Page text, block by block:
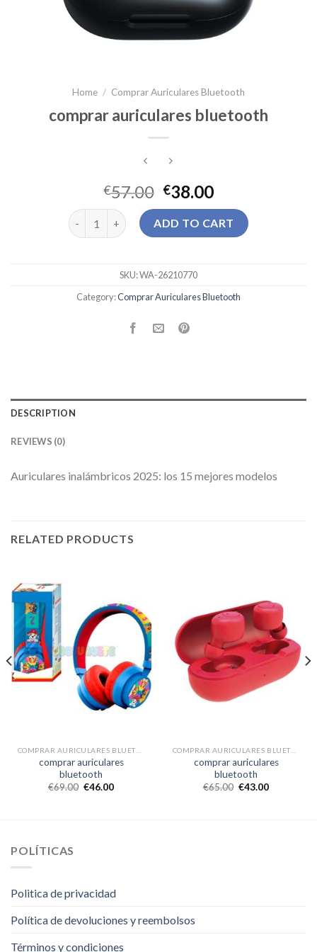
Home / Comprar Auriculares Bluetooth
comprar auriculares bluetooth
€57.00 €38.00
comprar auriculares bluetooth quantity
ADD TO CART
SKU:WA-26210770
Category:Comprar Auriculares Bluetooth
DESCRIPTION
REVIEWS (0)
Auriculares inalámbricos 2025: los 15 mejores modelos
RELATED PRODUCTS
COMPRAR AURICULARES BLUETOOTH
comprar auriculares
bluetooth
€69.00 €46.00
COMPRAR AURICULARES BLUETOOTH
comprar auriculares
bluetooth
€65.00 €43.00
POLÍTICAS
Politica de privacidad
Política de devoluciones y reembolsos
Términos y condiciones